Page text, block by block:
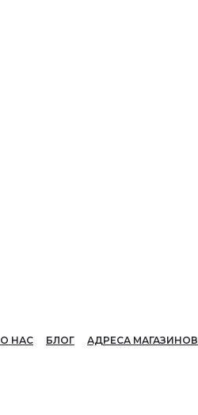
О НАС БЛОГ АДРЕСА МАГАЗИНОВ